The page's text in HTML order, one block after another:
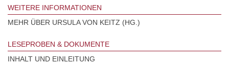
WEITERE INFORMATIONEN
MEHR ÜBER URSULA VON KEITZ (HG.)
LESEPROBEN & DOKUMENTE
INHALT UND EINLEITUNG